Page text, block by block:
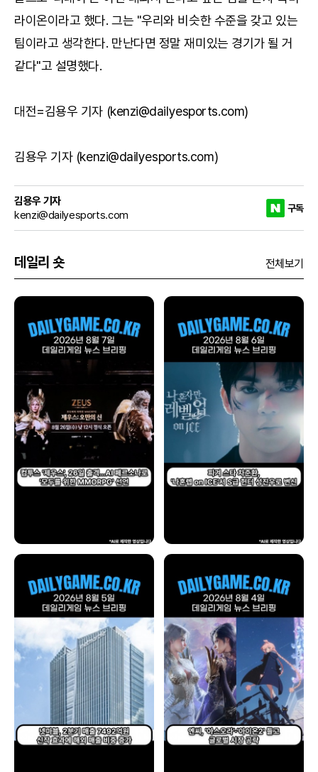
라이온이라고 했다. 그는 "우리와 비슷한 수준을 갖고 있는
팀이라고 생각한다. 만난다면 정말 재미있는 경기가 될 거
같다"고 설명했다.
대전=김용우 기자 (kenzi@dailyesports.com)
김용우 기자 (kenzi@dailyesports.com)
김용우 기자
kenzi@dailyesports.com
구독
데일리 숏 전체보기